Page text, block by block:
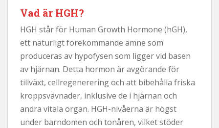
Vad är HGH?
HGH står för Human Growth Hormone (hGH),
ett naturligt förekommande ämne som
produceras av hypofysen som ligger vid basen
av hjärnan. Detta hormon är avgörande för
tillväxt, cellregenerering och att bibehålla friska
kroppsvävnader, inklusive de i hjärnan och
andra vitala organ. HGH-nivåerna är högst
under barndomen och tonåren, vilket stöder